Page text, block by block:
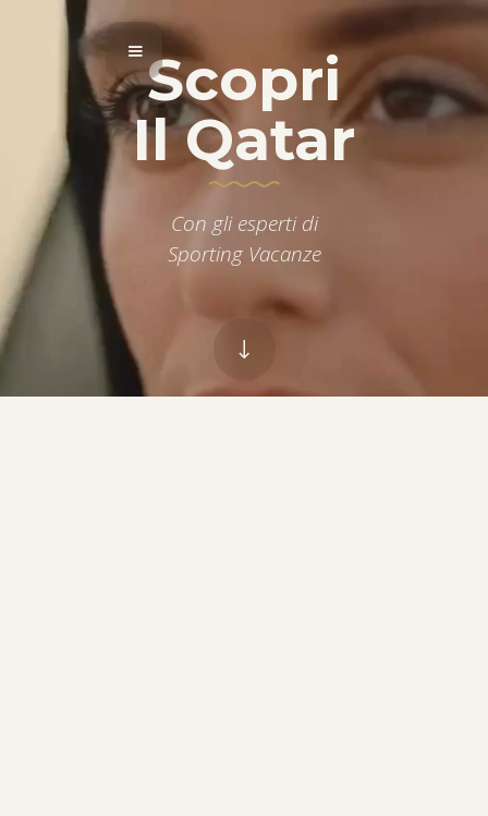
Scopri
Il Qatar
Con gli esperti di
Sporting Vacanze